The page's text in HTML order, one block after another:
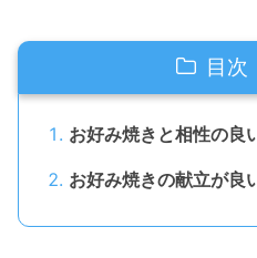
目次
お好み焼きと相性の良
お好み焼きの献立が良